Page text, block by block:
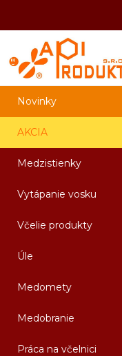
Novinky
AKCIA
Medzistienky
Vytápanie vosku
Včelie produkty
Úle
Medomety
Medobranie
Práca na včelnici